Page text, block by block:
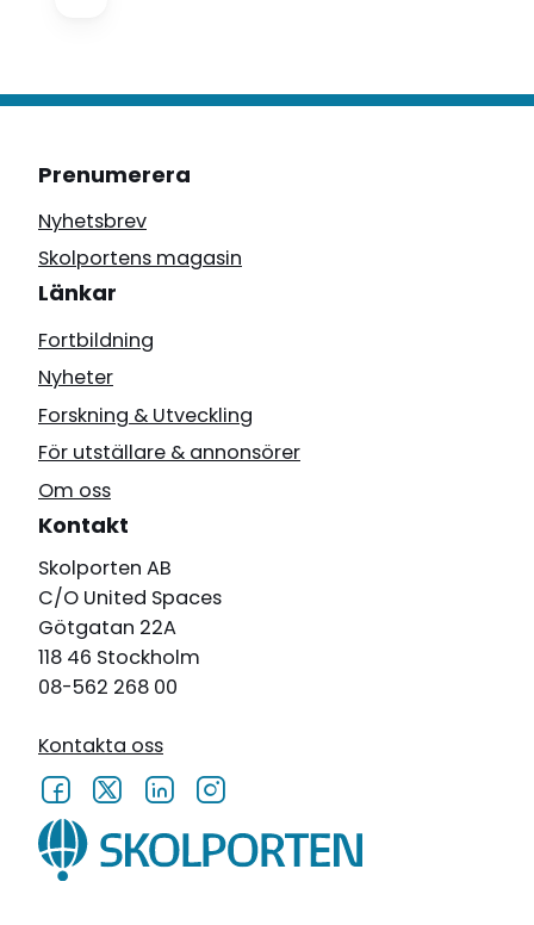
Prenumerera
Nyhetsbrev
Skolportens magasin
Länkar
Fortbildning
Nyheter
Forskning & Utveckling
För utställare & annonsörer
Om oss
Kontakt
Skolporten AB
C/O United Spaces
Götgatan 22A
118 46 Stockholm
08-562 268 00
Kontakta oss